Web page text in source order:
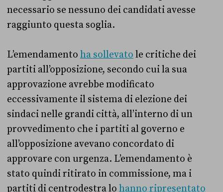
necessario se nessuno dei candidati avesse
raggiunto questa soglia.
L’emendamento ha sollevato le critiche dei
partiti all’opposizione, secondo cui la sua
approvazione avrebbe modificato
eccessivamente il sistema di elezione dei
sindaci nelle grandi città, all’interno di un
provvedimento che i partiti al governo e
all’opposizione avevano concordato di
approvare con urgenza. L’emendamento è
stato quindi ritirato in commissione, ma i
partiti di centrodestra lo hanno ripresentato